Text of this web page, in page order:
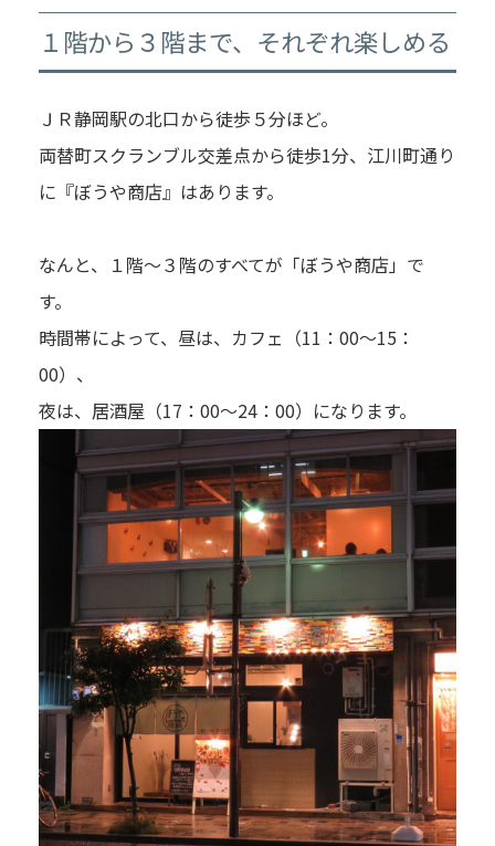
１階から３階まで、それぞれ楽しめる
ＪＲ静岡駅の北口から徒歩５分ほど。
両替町スクランブル交差点から徒歩1分、江川町通り
に『ぼうや商店』はあります。
なんと、１階～３階のすべてが「ぼうや商店」で
す。
時間帯によって、昼は、カフェ（11：00～15：
00）、
夜は、居酒屋（17：00～24：00）になります。